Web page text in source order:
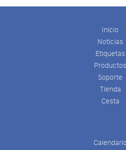
Inicio
Noticias
Etiquetas
Productos
Soporte
Tienda
Cesta
Calendario